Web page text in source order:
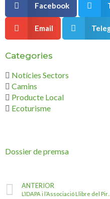
Facebook
Email
Categories
Notícies Sectors
Camins
Producte Local
Ecoturisme
Dossier de premsa
ANTERIOR